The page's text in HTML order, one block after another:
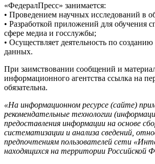
«ФедералПресс» занимается:
• Проведением научных исследований в
• Разработкой приложений для обучения
сфере медиа и госслужбы;
• Осуществляет деятельность по
данных.
При заимствовании сообщений и
информационного агентства ссылка на
обязательна.
«На информационном ресурсе (сайте)
рекомендательные технологии
предоставления информации на основе
систематизации и анализа сведений,
предпочтениям пользователей сети
находящихся на территории Российской